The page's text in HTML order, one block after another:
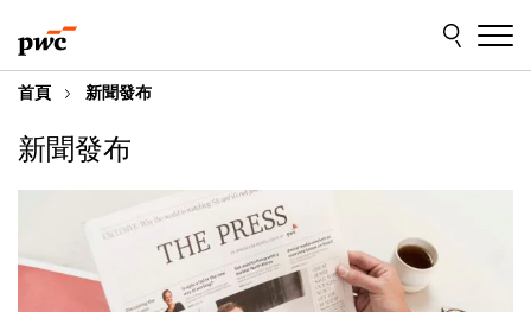
to
content
to
footer
首頁 新聞發布
新聞發布